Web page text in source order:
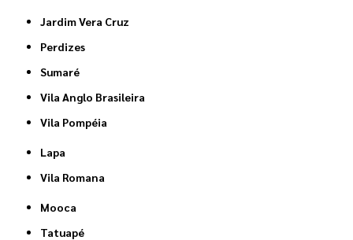
Jardim Vera Cruz
Perdizes
Sumaré
Vila Anglo Brasileira
Vila Pompéia
Lapa
Vila Romana
Mooca
Tatuapé